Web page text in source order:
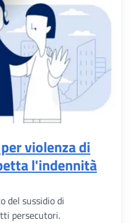
violenza di
l'indennità
del sussidio di
persecutori.